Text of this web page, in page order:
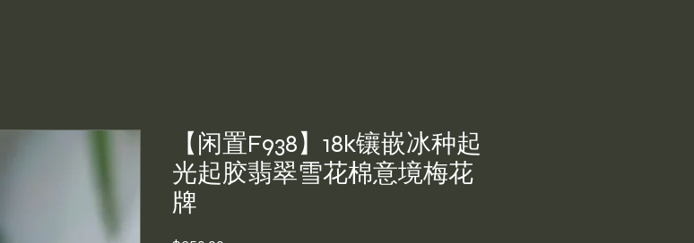
【闲置F938】18k镶嵌冰种起
光起胶翡翠雪花棉意境梅花
牌